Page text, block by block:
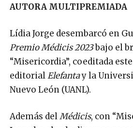
AUTORA MULTIPREMIADA
Lídia Jorge desembarcó en
Premio Médicis 2023bajo el
“Misericordia”, coeditada
editorialElefantay la
Nuevo León (UANL).
Además delMédicis, con